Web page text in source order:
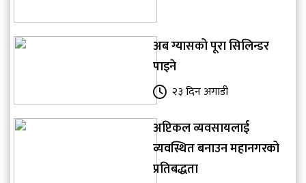
अब ग्यासको पूरा सिलिन्डर
पाइने
२३ दिन अगाडी
अप्टिकल व्यवसायलाई
व्यवस्थित बनाउन महानगरको
प्रतिबद्धता